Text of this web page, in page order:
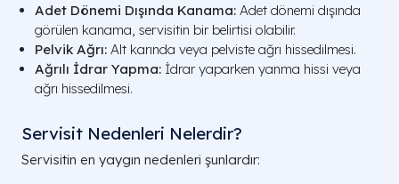
Adet Dönemi Dışında Kanama: Adet dönemi dışında
görülen kanama, servisitin bir belirtisi olabilir.
Pelvik Ağrı: Alt karında veya pelviste ağrı hissedilmesi.
Ağrılı İdrar Yapma: İdrar yaparken yanma hissi veya
ağrı hissedilmesi.
Servisit Nedenleri Nelerdir?
Servisitin en yaygın nedenleri şunlardır: